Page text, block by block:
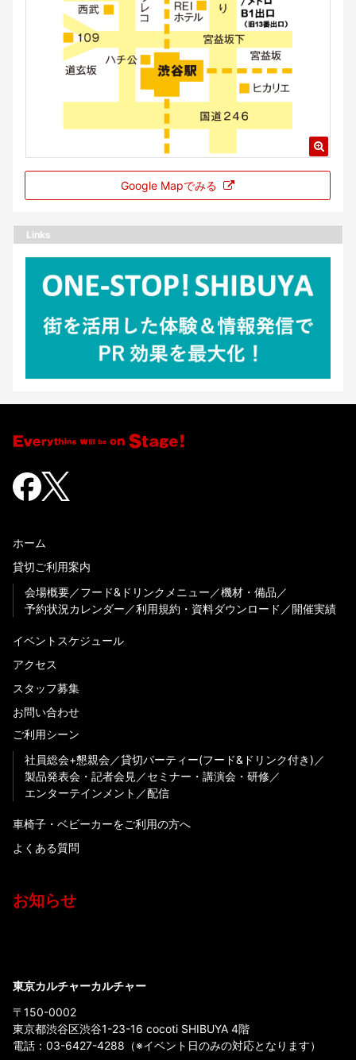
Google Mapでみる
Links
ホーム
貸切ご利用案内
会場概要
フード&ドリンクメニュー
機材・備品
予約状況カレンダー
利用規約・資料ダウンロード 開催実績
イベントスケジュール
アクセス
スタッフ募集
お問い合わせ
ご利用シーン
社員総会+懇親会
貸切パーティー(フード&ドリンク付き)
製品発表会・記者会見
セミナー・講演会・研修
エンターテインメント
配信
車椅子・ベビーカーをご利用の方へ
よくある質問
お知らせ
東京カルチャーカルチャー
〒150-0002
東京都渋谷区渋谷1-23-16 cocoti SHIBUYA 4階
電話： 03-6427-4288 （※イベント日のみの対応となります）